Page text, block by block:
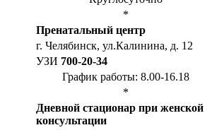
*
Пренатальный центр
г. Челябинск, ул.Калинина, д. 12
УЗИ 700-20-34
График работы: 8.00-16.18
*
Дневной стационар при женской
консультации